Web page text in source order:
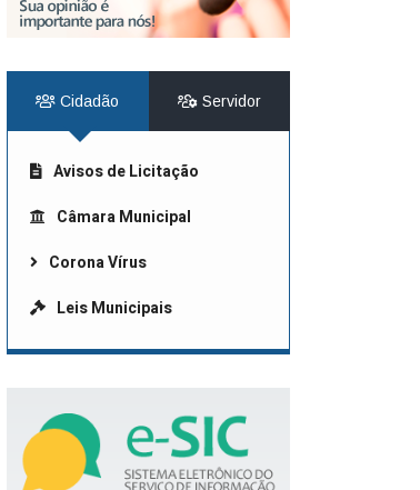
Cidadão Servidor
Avisos de Licitação
Câmara Municipal
Corona Vírus
Leis Municipais